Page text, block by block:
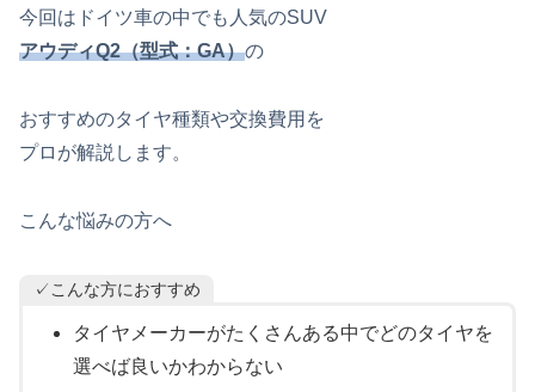
今回はドイツ車の中でも人気のSUV
アウディQ2（型式：GA）の
おすすめのタイヤ種類や交換費用を
プロが解説します。
こんな悩みの方へ
✓こんな方におすすめ
タイヤメーカーがたくさんある中でどのタイヤを
選べば良いかわからない